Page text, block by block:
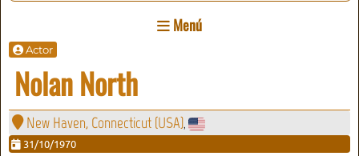
Menú
Actor
Nolan North
New Haven, Connecticut (USA),
31/10/1970